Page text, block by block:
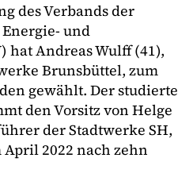
des Verbands der
und
hat Andreas Wulff (41),
Brunsbüttel, zum
gewählt. Der studierte
den Vorsitz von Helge
der Stadtwerke SH,
April 2022 nach zehn